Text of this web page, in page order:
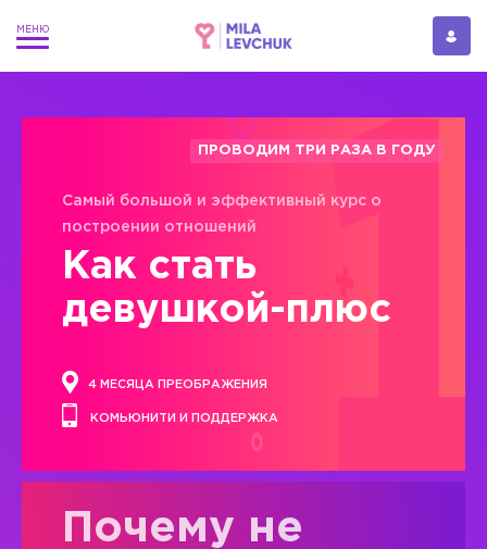
ПРОВОДИМ ТРИ РАЗА В ГОДУ
Самый большой и эффективный курс о
построении отношений
Как стать
девушкой-плюс
4 МЕСЯЦА ПРЕОБРАЖЕНИЯ
КОМЬЮНИТИ И ПОДДЕРЖКА
Почему не